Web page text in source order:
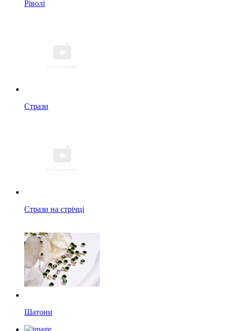
Ріволі
Стрази
Стрази на стрічці
Шатони